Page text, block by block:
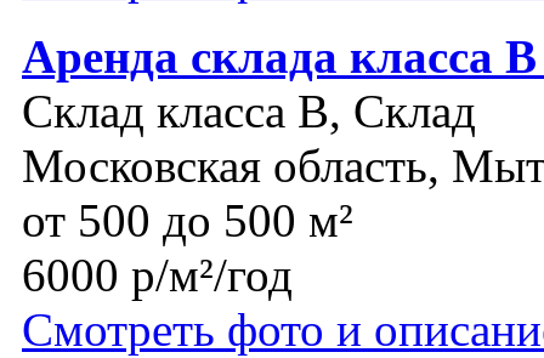
Аренда склада класса
Склад класса B, Склад
Московская область,
от 500 до 500 м²
6000 р/м²/год
Смотреть фото и